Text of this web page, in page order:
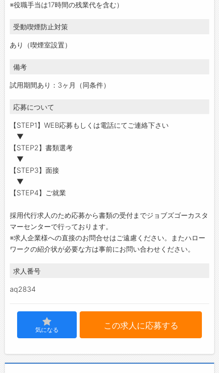
※役職手当は17時間の残業代を含む）
受動喫煙防止対策
あり（喫煙室設置）
備考
試用期間あり：3ヶ月（同条件）
応募について
【STEP1】WEB応募もしくは電話にてご連絡下さい
▼
【STEP2】書類選考
▼
【STEP3】面接
▼
【STEP4】ご就業
採用代行求人のため応募から書類の受付までジョブズゴーカスタ
マーセンターで行っております。
※求人企業様への直接のお問合せはご遠慮ください。またハロー
ワークの紹介状が必要な方は事前にお問い合わせください。
求人番号
aq2834
気になる この求人に応募する